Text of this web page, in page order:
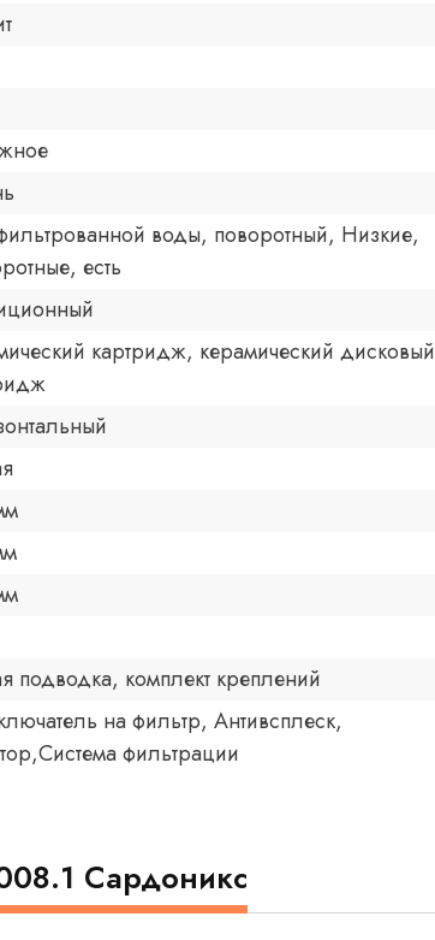
воды, поворотный, Низкие,
есть
картридж, керамический дисковый
подводка, комплект креплений
на фильтр, Антивсплеск,
фильтрации
Сардоникс